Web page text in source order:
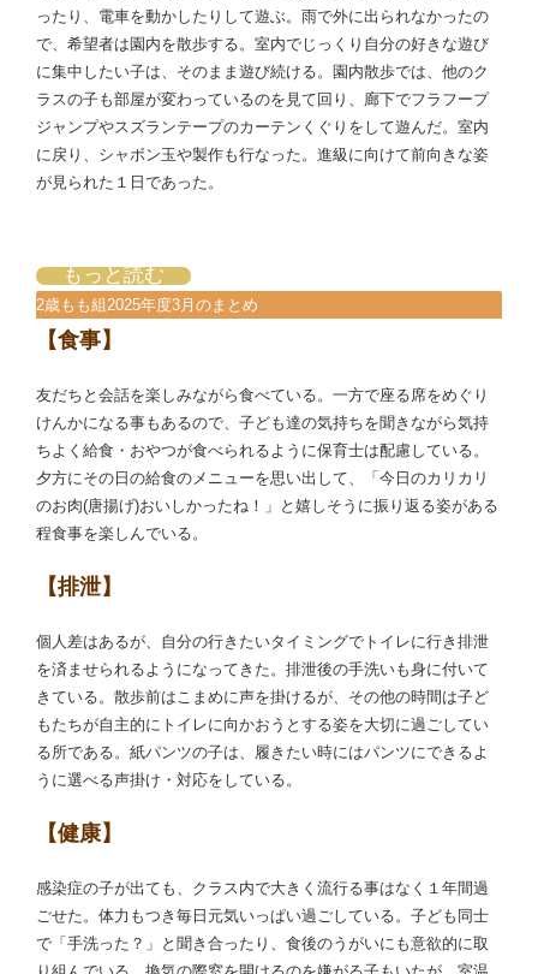
ったり、電車を動かしたりして遊ぶ。雨で外に出られなかったの
で、希望者は園内を散歩する。室内でじっくり自分の好きな遊び
に集中したい子は、そのまま遊び続ける。園内散歩では、他のク
ラスの子も部屋が変わっているのを見て回り、廊下でフラフープ
ジャンプやスズランテープのカーテンくぐりをして遊んだ。室内
に戻り、シャボン玉や製作も行なった。進級に向けて前向きな姿
が見られた１日であった。
もっと読む
2歳もも組2025年度3月のまとめ
【食事】
友だちと会話を楽しみながら食べている。一方で座る席をめぐり
けんかになる事もあるので、子ども達の気持ちを聞きながら気持
ちよく給食・おやつが食べられるように保育士は配慮している。
夕方にその日の給食のメニューを思い出して、「今日のカリカリ
のお肉(唐揚げ)おいしかったね！」と嬉しそうに振り返る姿がある
程食事を楽しんでいる。
【排泄】
個人差はあるが、自分の行きたいタイミングでトイレに行き排泄
を済ませられるようになってきた。排泄後の手洗いも身に付いて
きている。散歩前はこまめに声を掛けるが、その他の時間は子ど
もたちが自主的にトイレに向かおうとする姿を大切に過ごしてい
る所である。紙パンツの子は、履きたい時にはパンツにできるよ
うに選べる声掛け・対応をしている。
【健康】
感染症の子が出ても、クラス内で大きく流行る事はなく１年間過
ごせた。体力もつき毎日元気いっぱい過ごしている。子ども同士
で「手洗った？」と聞き合ったり、食後のうがいにも意欲的に取